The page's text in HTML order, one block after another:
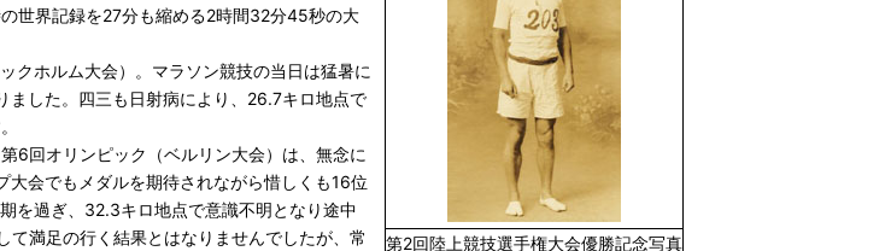
第2回陸上競技選手権大会優勝記念写真
世界記録を27分も縮める2時間32分45秒の大
クホルム大会）。マラソン競技の当日は猛暑に
した。四三も日射病により、26.7キロ地点で
6回オリンピック（ベルリン大会）は、無念に
会でもメダルを期待されながら惜しくも16位
を過ぎ、32.3キロ地点で意識不明となり途中
満足の行く結果とはなりませんでしたが、常